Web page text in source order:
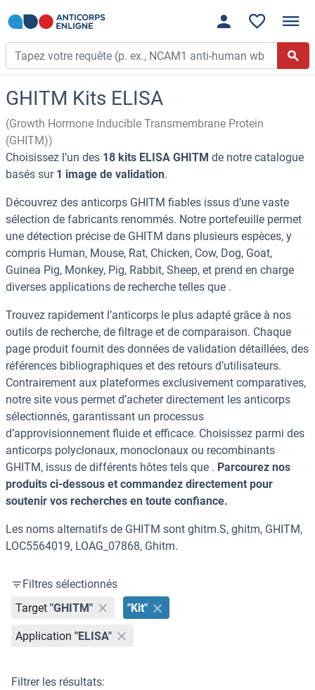
GHITM Kits ELISA
(Growth Hormone Inducible Transmembrane Protein
(GHITM))
Choisissez l’un des 18 kits ELISA GHITM de notre catalogue
basés sur 1 image de validation.
Découvrez des anticorps GHITM fiables issus d’une vaste
sélection de fabricants renommés. Notre portefeuille permet
une détection précise de GHITM dans plusieurs espèces, y
compris Human, Mouse, Rat, Chicken, Cow, Dog, Goat,
Guinea Pig, Monkey, Pig, Rabbit, Sheep, et prend en charge
diverses applications de recherche telles que .
Trouvez rapidement l’anticorps le plus adapté grâce à nos
outils de recherche, de filtrage et de comparaison. Chaque
page produit fournit des données de validation détaillées, des
références bibliographiques et des retours d’utilisateurs.
Contrairement aux plateformes exclusivement comparatives,
notre site vous permet d’acheter directement les anticorps
sélectionnés, garantissant un processus
d’approvisionnement fluide et efficace. Choisissez parmi des
anticorps polyclonaux, monoclonaux ou recombinants
GHITM, issus de différents hôtes tels que . Parcourez nos
produits ci-dessous et commandez directement pour
soutenir vos recherches en toute confiance.
Les noms alternatifs de GHITM sont ghitm.S, ghitm, GHITM,
LOC5564019, LOAG_07868, Ghitm.
Filtres sélectionnés
Target "GHITM" "Kit"
Application "ELISA"
Filtrer les résultats: